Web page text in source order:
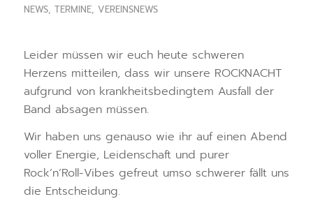
NEWS, TERMINE, VEREINSNEWS
Leider müssen wir euch heute schweren
Herzens mitteilen, dass wir unsere ROCKNACHT
aufgrund von krankheitsbedingtem Ausfall der
Band absagen müssen.
Wir haben uns genauso wie ihr auf einen Abend
voller Energie, Leidenschaft und purer
Rock’n’Roll-Vibes gefreut umso schwerer fällt uns
die Entscheidung.